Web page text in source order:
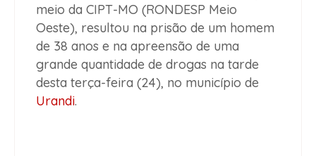
meio da CIPT-MO (RONDESP Meio
Oeste), resultou na prisão de um homem
de 38 anos e na apreensão de uma
grande quantidade de drogas na tarde
desta terça-feira (24), no município de
Urandi.